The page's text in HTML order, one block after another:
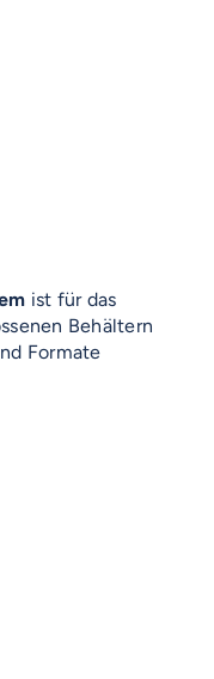
ist für das
Behältern
Formate